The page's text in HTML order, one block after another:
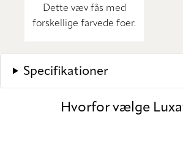
Dette væv fås med
forskellige farvede foer.
Specifikationer
Hvorfor vælge